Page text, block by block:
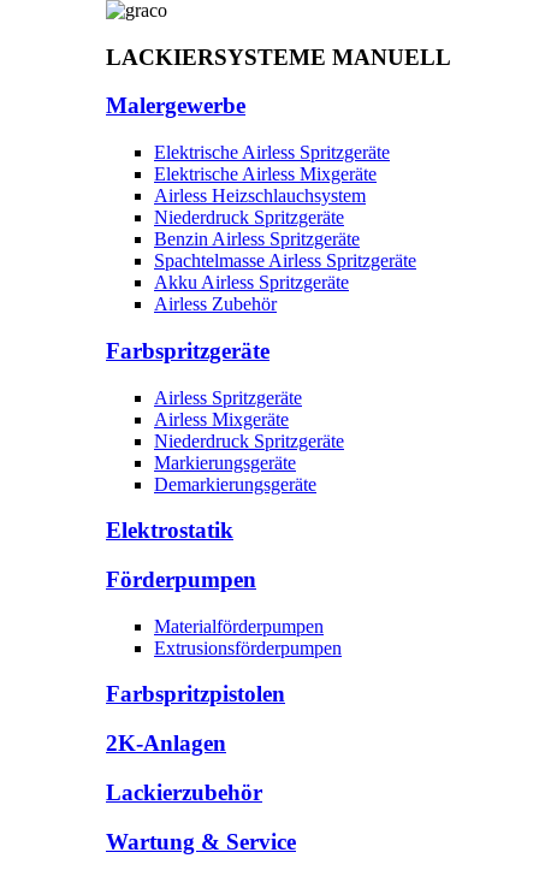
LACKIERSYSTEME MANUELL
Malergewerbe
Elektrische Airless Spritzgeräte
Elektrische Airless Mixgeräte
Airless Heizschlauchsystem
Niederdruck Spritzgeräte
Benzin Airless Spritzgeräte
Spachtelmasse Airless Spritzgeräte
Akku Airless Spritzgeräte
Airless Zubehör
Farbspritzgeräte
Airless Spritzgeräte
Airless Mixgeräte
Niederdruck Spritzgeräte
Markierungsgeräte
Demarkierungsgeräte
Elektrostatik
Förderpumpen
Materialförderpumpen
Extrusionsförderpumpen
Farbspritzpistolen
2K-Anlagen
Lackierzubehör
Wartung & Service